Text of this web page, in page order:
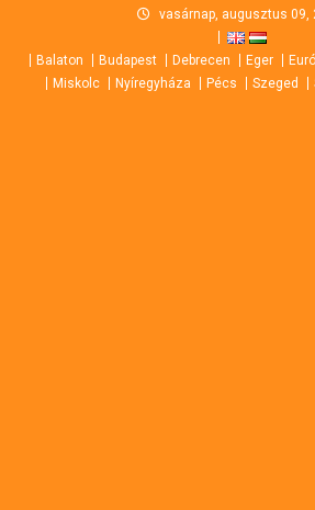
content
vasárnap, augusztus 09,
Balaton Budapest Debrecen Eger
Miskolc
Nyíregyháza Pécs Szeged